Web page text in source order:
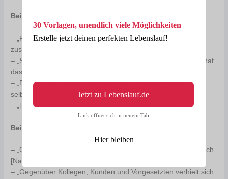
Beispiele für die Beurteilung des Arbeitnehmers:
– „Für seine Aufgaben zeigte er großes Interesse“ = aber
zustande gebracht hat er nicht viel
– „Sie war bemüht, ihren Aufgaben nachzukommen“ = aber hat
das nicht (immer) geschafft
– „Die ihr übertragenen Aufgaben führte [Name] stets
selbständig und gewissenhaft aus“ = Note 2
– „[Name] war stets fleißig und engagiert“ = Note 2
Beispiele für das Sozialverhalten:
– „Gegenüber Vorgesetzten, Kollegen und Kunden verhielt sich
[Name] stets einwandfrei“ = Note 2
– „Gegenüber Kollegen, Kunden und Vorgesetzten verhielt sich
Link öffnet sich in neuem Tab.
Hier bleiben
30 Vorlagen, unendlich viele Möglichkeiten
Erstelle jetzt deinen perfekten Lebenslauf!
Jetzt zu Lebenslauf.de